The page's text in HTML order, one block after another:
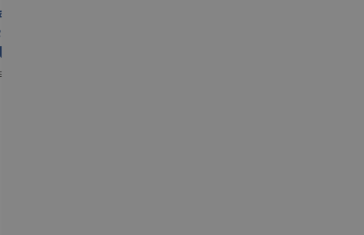
Performance
d'été